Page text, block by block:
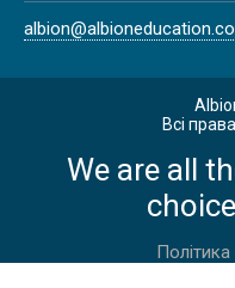
В
Всі
We are all